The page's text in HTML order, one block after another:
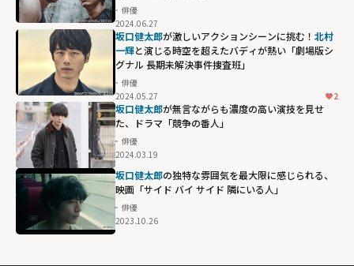
俳優
2024.06.27
坂口健太郎が激しいアクションシーンに挑む！ 北村
一輝と演じる時空を超えたバディが熱い「劇場版シ
グナル 長期未解決事件捜査班」
俳優
2024.05.27
2
坂口健太郎が無言ながらも濃度の高い演技を見せ
た、ドラマ「競争の番人」
俳優
2024.03.19
坂口健太郎の独特な雰囲気を最大限に感じられる、
映画「サイド バイ サイド 隣にいる人」
俳優
2023.10.26